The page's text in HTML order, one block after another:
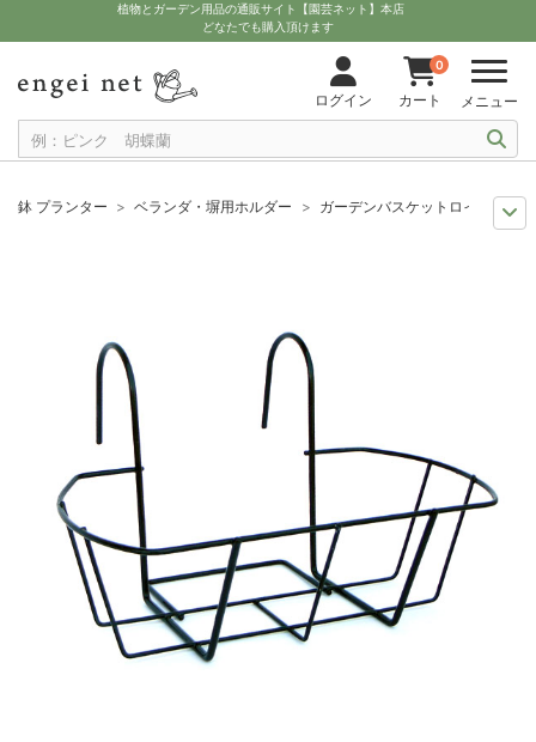
植物とガーデン用品の通販サイト【園芸ネット】本店
どなたでも購入頂けます
ログイン
0
カート メニュー
鉢 プランター ベランダ・塀用ホルダー
ガーデンバスケットロイヤル28